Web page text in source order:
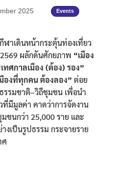
2025 Events
ฬาเดินหน้ากระตุ้นท่องเที่ยว
ผลักดันศักยภาพ “เมือง
ทศกาลเมือง (ต้อง) รอง”
มืองที่ทุกคน ต้องลอง” ต่อย
รมชาติ–วิถีชุมชน เพื่อนำ
มีมูลค่า คาดว่าการจัดงาน
ชนกว่า 25,000 ราย และ
งเป็นรูปธรรม กระจายราย
ศ